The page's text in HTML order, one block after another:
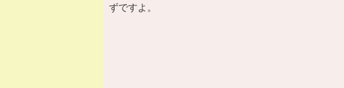
ずですよ。